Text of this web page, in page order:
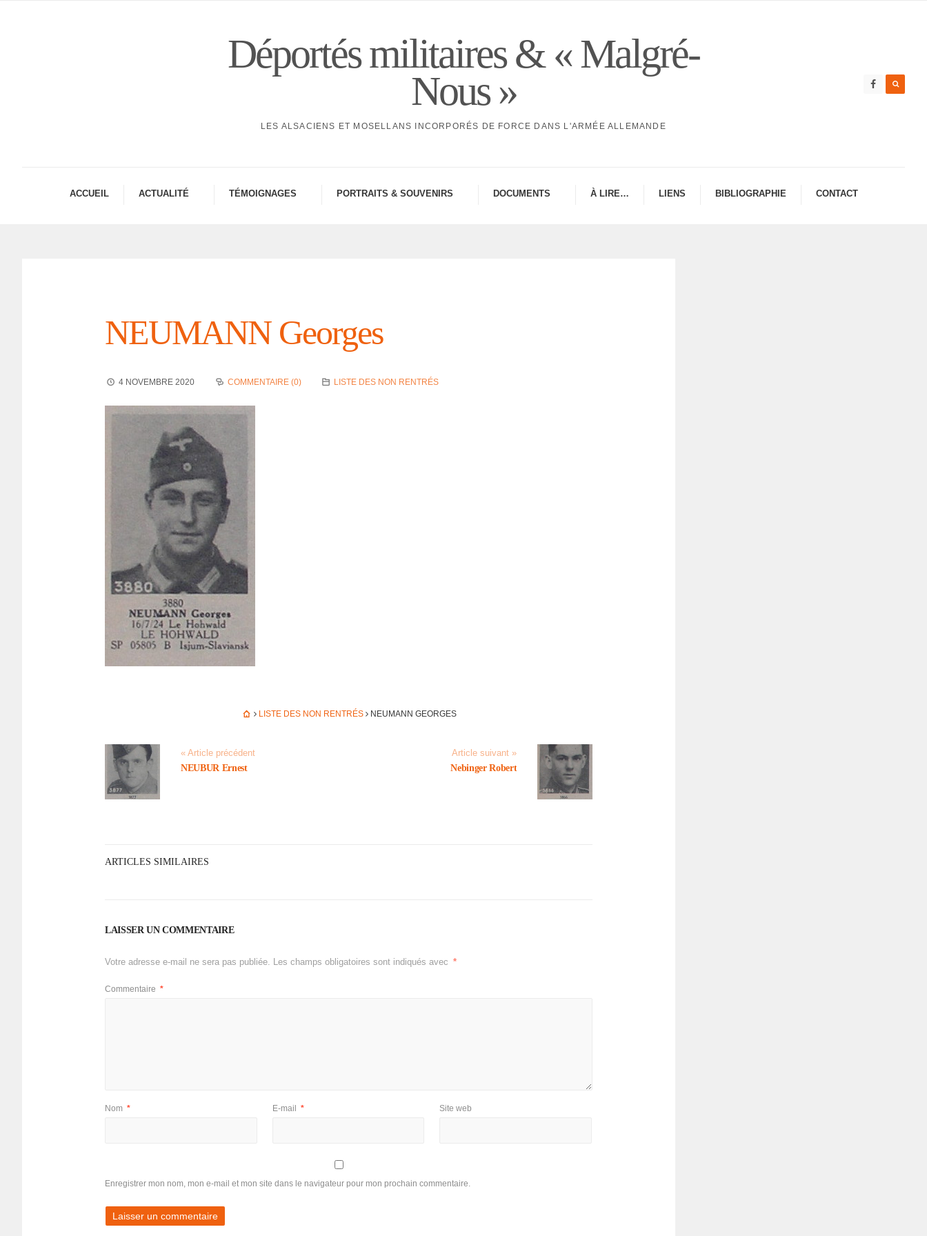
Déportés militaires & « Malgré-
Nous »
LES ALSACIENS ET MOSELLANS INCORPORÉS DE FORCE DANS L'ARMÉE ALLEMANDE
ACCUEIL ACTUA­LITÉ TÉMOI­GNAGES PORTRAITS & SOUVE­NIRS DOCU­MENTS À LIRE… LIENS BIBLIO­GRA­PHIE CONTAC­­T
NEUMANN Georges
4 NOVEMBRE 2020 COMMENTAIRE (0) LISTE DES NON RENTRÉS
LISTE DES NON RENTRÉS NEUMANN GEORGES
« Article précédent
NEUBUR Ernest
Article suivant »
Nebin­ger Robert
ARTICLES SIMILAIRES
LAISSER UN COMMENTAIRE
Votre adresse e-mail ne sera pas publiée. Les champs obligatoires sont indiqués avec *
Commentaire *
Nom * E-mail * Site web
Enregistrer mon nom, mon e-mail et mon site dans le navigateur pour mon prochain commentaire.